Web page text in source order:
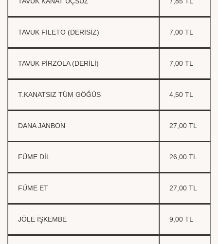
TAVUK FİLETO (DERİSİZ) 7,00 TL
TAVUK PİRZOLA (DERİLİ) 7,00 TL
T.KANATSIZ TÜM GÖĞÜS 4,50 TL
DANA JANBON 27,00 TL
FÜME DİL 26,00 TL
FÜME ET 27,00 TL
JÖLE İŞKEMBE 9,00 TL